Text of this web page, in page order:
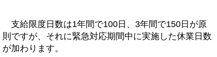
支給限度日数は1年間で100日、3年間で150日が原
則ですが、それに緊急対応期間中に実施した休業日数
が加わります。